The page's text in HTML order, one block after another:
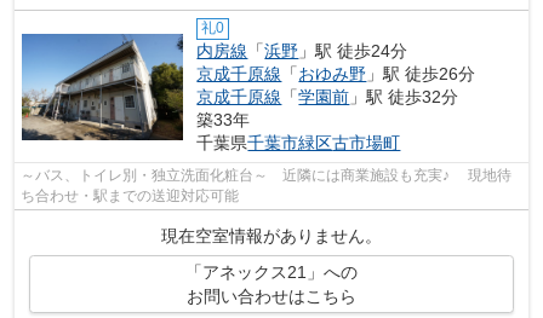
礼0
内房線 「浜野 」駅 徒歩24分
京成千原線 「おゆみ野 」駅 徒歩26分
京成千原線 「学園前 」駅 徒歩32分
築33年
千葉県千葉市緑区古市場町
～バス、トイレ別・独立洗面化粧台～ 近隣には商業施設も充実♪ 現地待
ち合わせ・駅までの送迎対応可能
現在空室情報がありません。
「アネックス21」への
お問い合わせはこちら